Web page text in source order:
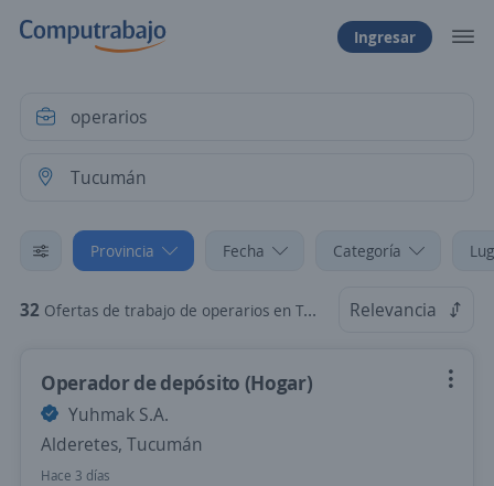
Ingresar
Provincia Fecha Categoría
32 Ofertas de trabajo de operarios en Tucumán Relevancia
Operador de depósito (Hogar)
Yuhmak S.A.
Alderetes, Tucumán
Hace 3 días